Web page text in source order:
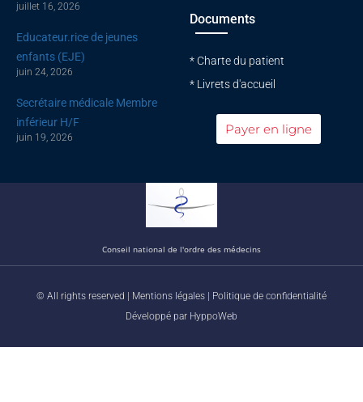
juillet 16, 2026
Educateur.rice de jeunes
enfants (EJE)
juin 24, 2026
Secrétaire médicale Membre
inférieur H/F
juin 19, 2026
Documents
* Charte du patient
* Livrets d'accueil
Payer en ligne
Conseil national de l'ordre des médecins
© All rights reserved | Mentions légales
Politique de confidentialité
Développé par HyppoWeb